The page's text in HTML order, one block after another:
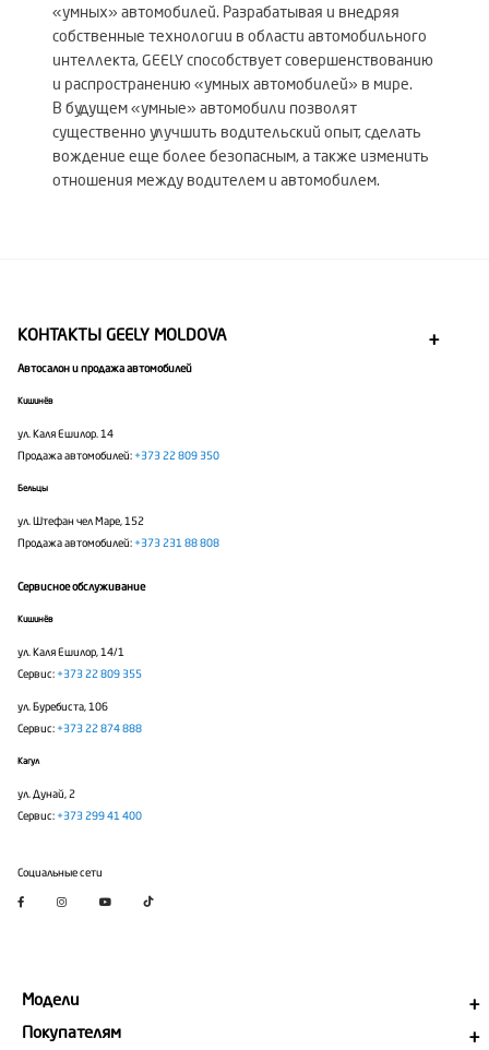
«умных» автомобилей. Разрабатывая и внедряя
собственные технологии в области автомобильного
интеллекта, GEELY способствует совершенствованию
и распространению «умных автомобилей» в мире.
В будущем «умные» автомобили позволят
существенно улучшить водительский опыт, сделать
вождение еще более безопасным, а также изменить
отношения между водителем и автомобилем.
Модели
Покупателям
КОНТАКТЫ GEELY MOLDOVA
Автосалон и продажа автомобилей
Кишинёв
ул. Каля Ешилор. 14
Продажа автомобилей:+373 22 809 350
Бельцы
ул. Штефан чел Маре, 152
Продажа автомобилей:+373 231 88 808
Сервисное обслуживание
Кишинёв
ул. Каля Ешилор, 14/1
Сервис:+373 22 809 355
ул. Буребиста, 106
Сервис:+373 22 874 888
Кагул
ул. Дунай, 2
Сервис:+373 299 41 400
Социальные сети